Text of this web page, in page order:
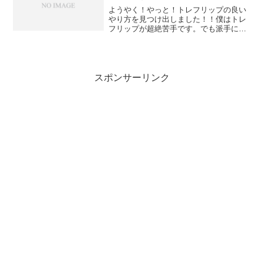
ようやく！やっと！トレフリップの良い
やり方を見つけ出しました！！僕はトレ
フリップが超絶苦手です。でも派手に板
スポンサーリンク